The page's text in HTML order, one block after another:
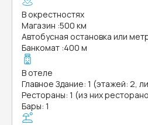
В окрестностях
Магазин :500 км
Автобусная остановка или
Банкомат :400 м
В отеле
Главное Здание: 1 (этажей: 2,
Рестораны: 1 (из них
Бары: 1